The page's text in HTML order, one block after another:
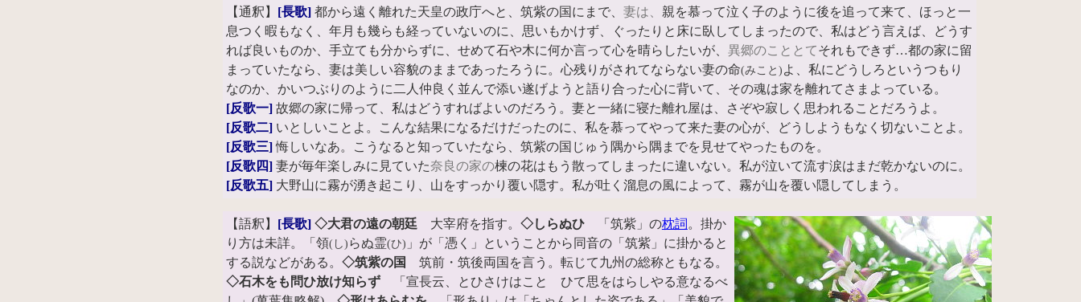
【通釈】 [長歌] 都から遠く離れた天皇の政庁へと、筑紫の国にまで、 妻は、 親を慕って泣く子のように後を追って来て、ほっと一
息つく暇もなく、年月も幾らも経っていないのに、思いもかけず、ぐったりと床に臥してしまったので、私はどう言えば、どうす
れば良いものか、手立ても分からずに、せめて石や木に何か言って心を晴らしたいが、 異郷のこととてそれもできず…都の家に留
まっていたなら、妻は美しい容貌のままであったろうに。心残りがされてならない妻の命(みこと) よ、私にどうしろというつもり
なのか、かいつぶりのように二人仲良く並んで添い遂げようと語り合った心に背いて、その魂は家を離れてさまよっている。
[反歌一] 故郷の家に帰って、私はどうすればよいのだろう。妻と一緒に寝た離れ屋は、さぞや寂しく思われることだろうよ。
[反歌二] いとしいことよ。こんな結果になるだけだったのに、私を慕ってやって来た妻の心が、どうしようもなく切ないことよ。
[反歌三]悔しいなあ。こうなると知っていたなら、筑紫の国じゅう隅から隅までを見せてやったものを。
[反歌四] 妻が毎年楽しみに見ていた奈良の家の楝の花はもう散ってしまったに違いない。私が泣いて流す涙はまだ乾かないのに。
[反歌五] 大野山に霧が湧き起こり、山をすっかり覆い隠す。私が吐く溜息の風によって、霧が山を覆い隠してしまう。
【語釈】 [長歌] ◇大君の遠の朝廷 大宰府を指す。 ◇しらぬひ「筑紫」の枕詞 。掛か
り方は未詳。「領(し) らぬ霊(ひ) 」が「憑く」ということから同音の「筑紫」に掛かると
する説などがある。 ◇筑紫の国
筑前・筑後両国を言う。転じて九州の総称ともなる。
◇石木をも問ひ放け知らず「宣長云、とひさけはことゝひて思をはらしやる意なるべ